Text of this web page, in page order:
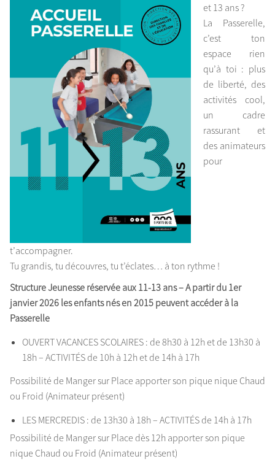
et 13 ans ?
La Passerelle,
c’est ton
espace rien
qu’à toi : plus
de liberté, des
activités cool,
un cadre
rassurant et
des animateurs
pour
t’accompagner.
Tu grandis, tu découvres, tu t’éclates… à ton rythme !
Structure Jeunesse réservée aux 11-13 ans – A partir du 1er
janvier 2026 les enfants nés en 2015 peuvent accéder à la
Passerelle
OUVERT VACANCES SCOLAIRES : de 8h30 à 12h et de 13h30 à
18h – ACTIVITÉS de 10h à 12h et de 14h à 17h
Possibilité de Manger sur Place apporter son pique nique Chaud
ou Froid (Animateur présent)
LES MERCREDIS : de 13h30 à 18h – ACTIVITÉS de 14h à 17h
Possibilité de Manger sur Place dès 12h apporter son pique
nique Chaud ou Froid (Animateur présent)